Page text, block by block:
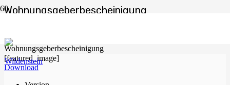
Wohnungsgeberbescheinigung
Einwohnermeldeamt
Wohnungsgeberbescheinigung
[featured_image]
Download